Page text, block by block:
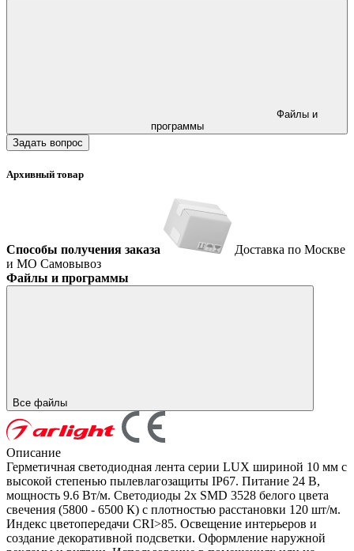
программы
Задать вопрос
Архивный товар
Способы получения заказа
Доставка по Москве
и МО Самовывоз
Файлы и программы
Все файлы
Описание
Герметичная светодиодная лента серии LUX шириной 10 мм с
высокой степенью пылевлагозащиты IP67. Питание 24 В,
мощность 9.6 Вт/м. Светодиоды 2х SMD 3528 белого цвета
свечения (5800 - 6500 К) с плотностью расстановки 120 шт/м.
Индекс цветопередачи CRI>85. Освещение интерьеров и
создание декоративной подсветки. Оформление наружной